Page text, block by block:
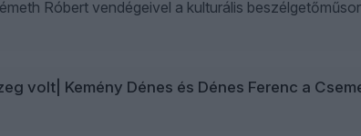
Róbert vendégeivel a kulturális
volt| Kemény Dénes és Dénes Ferenc a